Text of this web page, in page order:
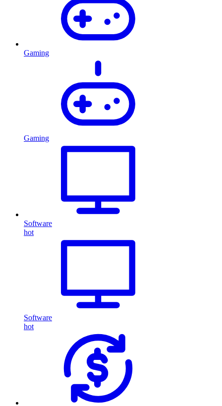
Gaming
Gaming
Software
hot
Software
hot